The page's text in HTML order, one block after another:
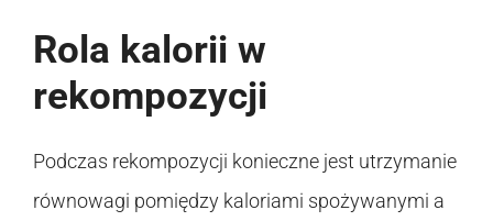
Rola kalorii w
rekompozycji
Podczas rekompozycji konieczne jest utrzymanie
równowagi pomiędzy kaloriami spożywanymi a